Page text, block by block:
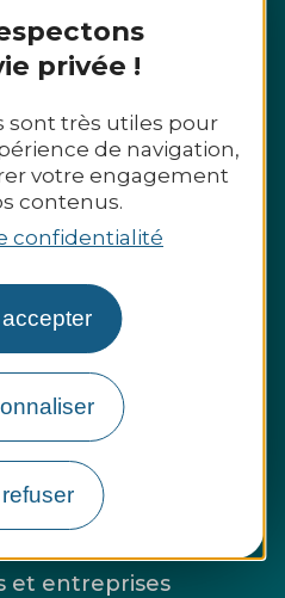
privée !
sont très utiles pour
de navigation,
votre engagement
contenus.
confidentialité
presse
pro
et entreprises